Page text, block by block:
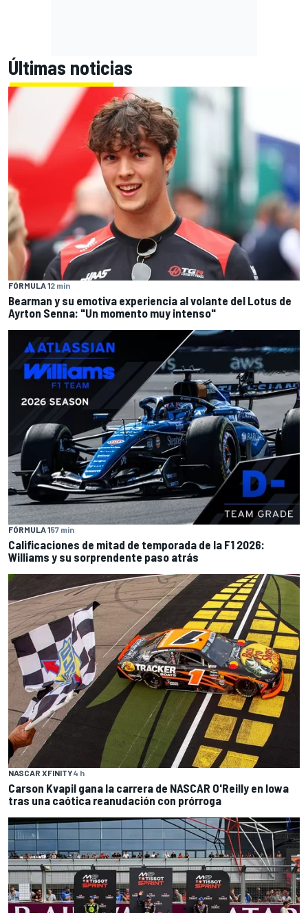
Últimas noticias
FÓRMULA 12 min
Bearman y su emotiva experiencia al volante del Lotus de
Ayrton Senna: "Un momento muy intenso"
FÓRMULA 157 min
Calificaciones de mitad de temporada de la F1 2026:
Williams y su sorprendente paso atrás
NASCAR XFINITY4 h
Carson Kvapil gana la carrera de NASCAR O'Reilly en Iowa
tras una caótica reanudación con prórroga